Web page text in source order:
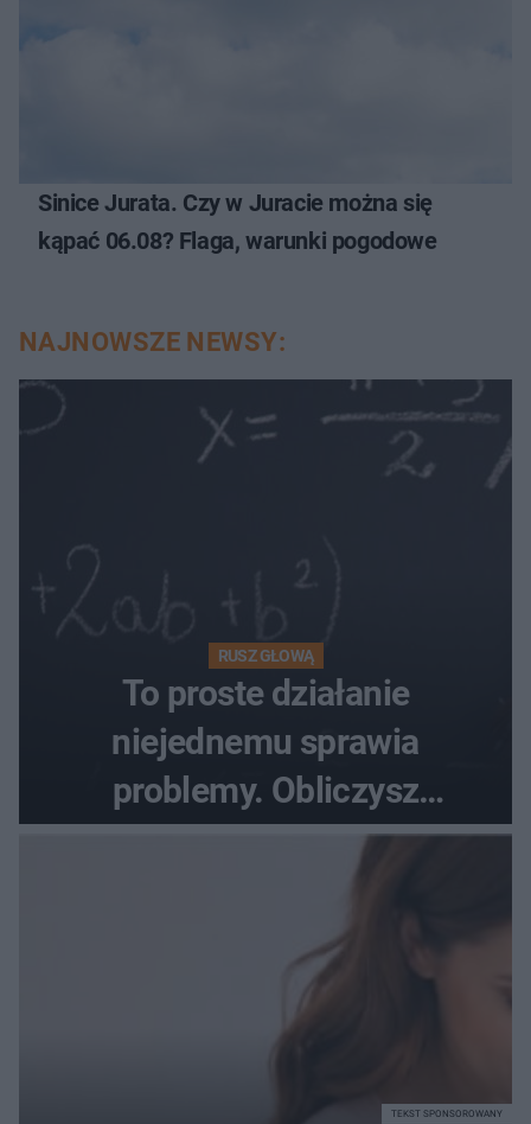
Sinice Jurata. Czy w Juracie można się
kąpać 06.08? Flaga, warunki pogodowe
NAJNOWSZE NEWSY:
RUSZ GŁOWĄ
To proste działanie
niejednemu sprawia
problemy. Obliczysz
poprawnie, ile to jest
TEKST SPONSOROWANY